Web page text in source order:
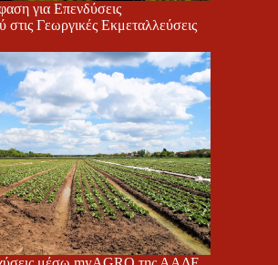
για Επενδύσεις
στις Γεωργικές Εκμεταλλεύσεις